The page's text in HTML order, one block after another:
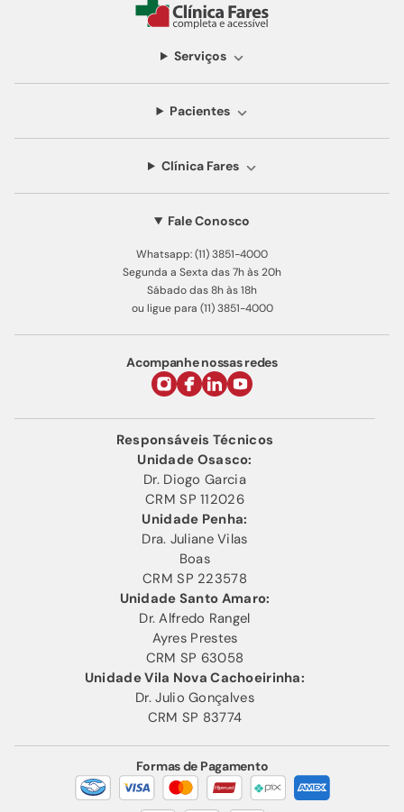
Serviços
Pacientes
Clínica Fares
Fale Conosco
Whatsapp: (11) 3851-4000
Segunda a Sexta das 7h às 20h
Sábado das 8h às 18h
ou ligue para (11) 3851-4000
Acompanhe nossas redes
Responsáveis Técnicos
Unidade Osasco:
Dr. Diogo Garcia
CRM SP 112026
Unidade Penha:
Dra. Juliane Vilas
Boas
CRM SP 223578
Unidade Santo Amaro:
Dr. Alfredo Rangel
Ayres Prestes
CRM SP 63058
Unidade Vila Nova Cachoeirinha:
Dr. Julio Gonçalves
CRM SP 83774
Formas de Pagamento